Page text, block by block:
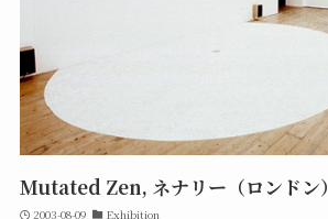
Mutated Zen, ネナリー（ロンドン）
2003-08-09 Exhibition